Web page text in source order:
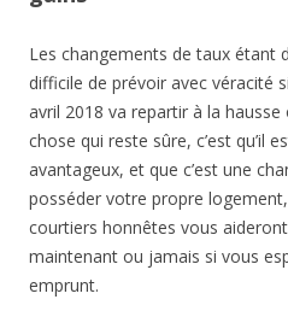
Les changements de taux étant
difficile de prévoir avec véracité
avril 2018 va repartir à la
chose qui reste sûre, c’est qu’il
avantageux, et que c’est une
posséder votre propre
courtiers honnêtes vous
maintenant ou jamais si vous
emprunt.